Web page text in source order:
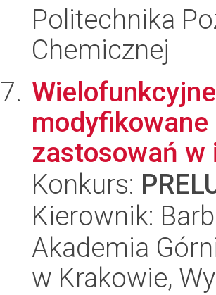
Politechnika
Chemicznej
zastosowań w
Konkurs:
Kierownik:
Akademia
w Krakowie,